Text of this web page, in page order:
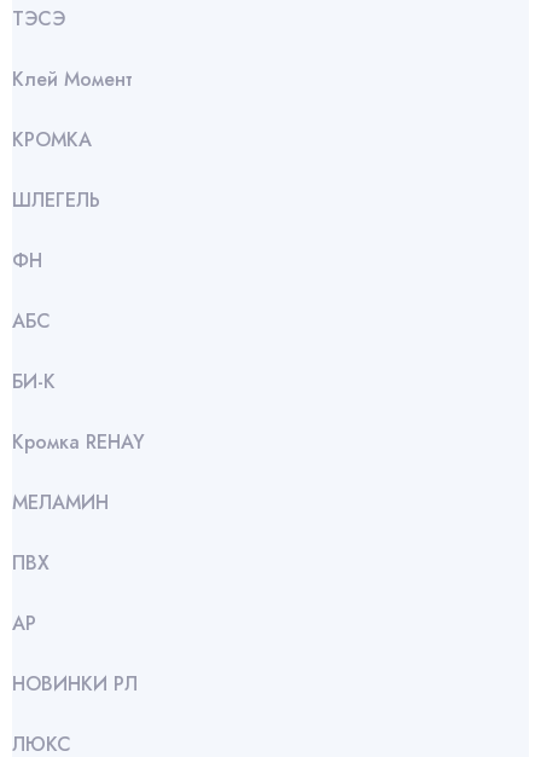
ТЭСЭ
Клей Момент
КРОМКА
ШЛЕГЕЛЬ
ФН
АБС
БИ-К
Кромка REHAY
МЕЛАМИН
ПВХ
АР
НОВИНКИ РЛ
ЛЮКС